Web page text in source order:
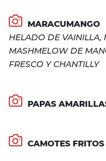
MARACUMANGO
HELADO DE VAINILLA,
MASHMELOW DE
FRESCO Y CHANTILLY
PAPAS
CAMOTES